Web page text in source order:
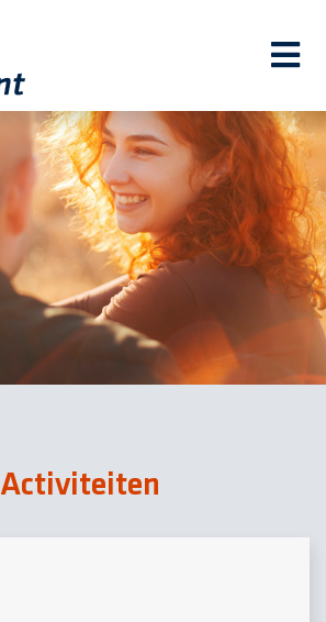
Activiteiten